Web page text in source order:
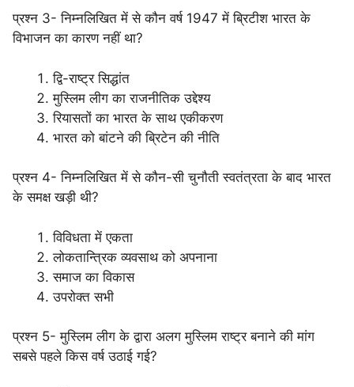
प्रश्न 3- निम्नलिखित में से कौन वर्ष 1947 में ब्रिटीश भारत के
विभाजन का कारण नहीं था?
द्वि-राष्ट्र सिद्धांत
मुस्लिम लीग का राजनीतिक उद्देश्य
रियासतों का भारत के साथ एकीकरण
भारत को बांटने की ब्रिटेन की नीति
प्रश्न 4- निम्नलिखित में से कौन-सी चुनौती स्वतंत्रता के बाद भारत
के समक्ष खड़ी थी?
विविधता में एकता
लोकतान्त्रिक व्यवसाथ को अपनाना
समाज का विकास
उपरोक्त सभी
प्रश्न 5- मुस्लिम लीग के द्वारा अलग मुस्लिम राष्ट्र बनाने की मांग
सबसे पहले किस वर्ष उठाई गई?